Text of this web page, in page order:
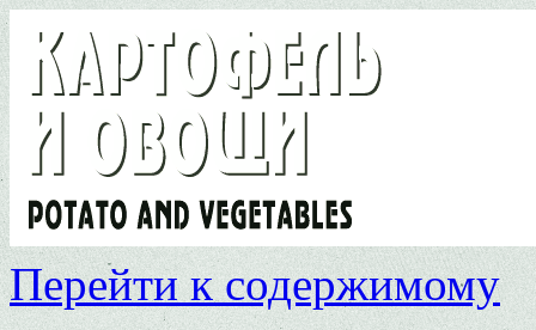
Перейти к содержимому